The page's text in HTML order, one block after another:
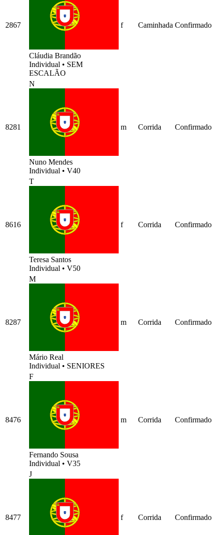
2867
Cláudia Brandão
Individual • SEM
ESCALÃO
f Caminhada Confirmado
8281
N
Nuno Mendes
Individual • V40
m Corrida Confirmado
8616
T
Teresa Santos
Individual • V50
f Corrida Confirmado
8287
M
Mário Real
Individual • SENIORES
m Corrida Confirmado
8476
F
Fernando Sousa
Individual • V35
m Corrida Confirmado
8477
J
f Corrida Confirmado